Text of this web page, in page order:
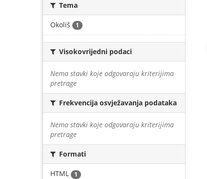
Tema
Okoliš 1
Visokovrijedni podaci
Nema stavki koje odgovaraju kriterijima
pretrage
Frekvencija osvježavanja podataka
Nema stavki koje odgovaraju kriterijima
pretrage
Formati
HTML 1